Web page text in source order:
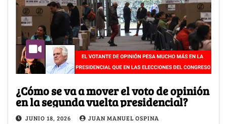
¿Cómo se va a mover el voto de opinión
en la segunda vuelta presidencial?
JUNIO 18, 2026 JUAN MANUEL OSPINA